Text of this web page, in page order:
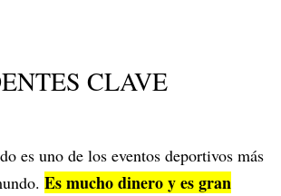
CLAVE
es uno de los eventos deportivos más
Es mucho dinero y es gran